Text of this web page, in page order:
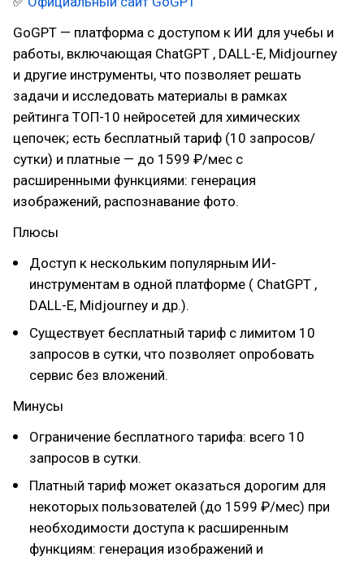
GoGPT — платформа с доступом к ИИ для учебы и
работы, включающая ChatGPT , DALL-E, Midjourney
и другие инструменты, что позволяет решать
задачи и исследовать материалы в рамках
рейтинга ТОП-10 нейросетей для химических
цепочек; есть бесплатный тариф (10 запросов/
сутки) и платные — до 1599 ₽/мес с
расширенными функциями: генерация
изображений, распознавание фото.
Плюсы
Доступ к нескольким популярным ИИ-
инструментам в одной платформе ( ChatGPT ,
DALL-E, Midjourney и др.).
Существует бесплатный тариф с лимитом 10
запросов в сутки, что позволяет опробовать
сервис без вложений.
Минусы
Ограничение бесплатного тарифа: всего 10
запросов в сутки.
Платный тариф может оказаться дорогим для
некоторых пользователей (до 1599 ₽/мес) при
необходимости доступа к расширенным
функциям: генерация изображений и